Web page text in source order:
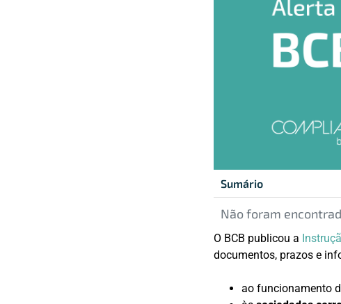
Sumário
Não foram
O BCB publicou a
documentos, prazos e
ao funcionamento